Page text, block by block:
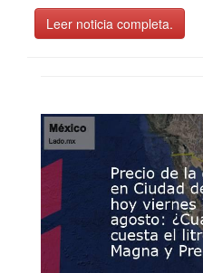
Leer noticia completa.